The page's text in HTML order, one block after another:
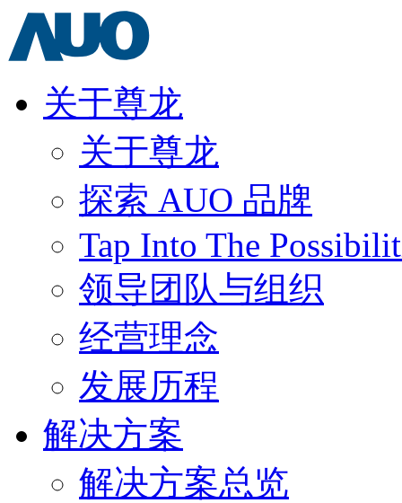
关于尊龙
关于尊龙
探索 AUO 品牌
Tap Into The
领导团队与组织
经营理念
发展历程
解决方案
解决方案总览